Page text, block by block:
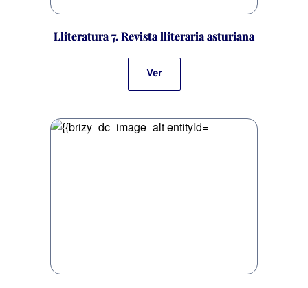
Lliteratura 7. Revista lliteraria asturiana
Ver